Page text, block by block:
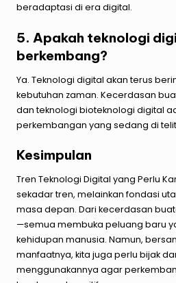
beradaptasi di era digital.
5. Apakah teknologi
berkembang?
Ya. Teknologi digital akan terus
kebutuhan zaman. Kecerdasan
dan teknologi bioteknologi digital
perkembangan yang sedang di
Kesimpulan
Tren Teknologi Digital yang Perlu
sekadar tren, melainkan fondasi
masa depan. Dari kecerdasan
—semua membuka peluang baru
kehidupan manusia. Namun,
manfaatnya, kita juga perlu bijak
menggunakannya agar